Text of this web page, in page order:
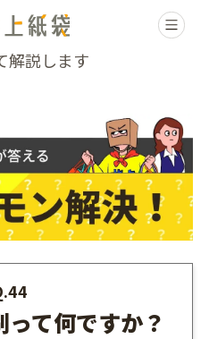
解説します
て何ですか？